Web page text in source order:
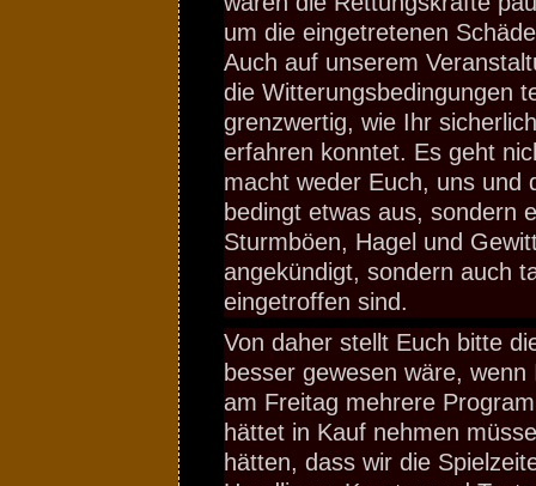
um die eingetretenen
Auch auf unserem
die Witterungsbedingungen
grenzwertig, wie Ihr
erfahren konntet. Es geht
macht weder Euch, uns und
bedingt etwas aus, sondern
Sturmböen, Hagel und
angekündigt, sondern auch
eingetroffen sind.
Von daher stellt Euch bitte
besser gewesen wäre, wenn
am Freitag mehrere
hättet in Kauf nehmen
hätten, dass wir die